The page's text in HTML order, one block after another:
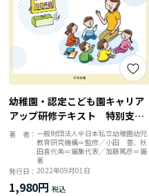
幼稚園・認定こども園キャリア
アップ研修テキスト 特別支援
教育
著 者： 一般財団法人全日本私立幼稚園幼児
教育研究機構＝監修／小田 豊、秋
田喜代美＝編集代表／加藤篤彦＝編
著
発行日：2022年09月01日
1,980円